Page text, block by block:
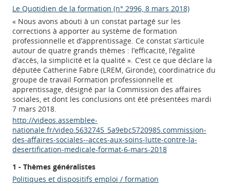
Le Quotidien de la formation (n° 2996, 8 mars 2018)
« Nous avons abouti à un constat partagé sur les
corrections à apporter au système de formation
professionnelle et d’apprentissage. Ce constat s’articule
autour de quatre grands thèmes : l’efficacité, l’égalité
d’accès, la simplicité et la qualité ». C’est ce que déclare la
députée Catherine Fabre (LREM, Gironde), coordinatrice du
groupe de travail Formation professionnelle et
apprentissage, désigné par la Commission des affaires
sociales, et dont les conclusions ont été présentées mardi
7 mars 2018.
http://videos.assemblee-
nationale.fr/video.5632745_5a9ebc5720985.commission-
des-affaires-sociales--acces-aux-soins-lutte-contre-la-
desertification-medicale-format-6-mars-2018
1 - Thèmes généralistes
Politiques et dispositifs emploi / formation